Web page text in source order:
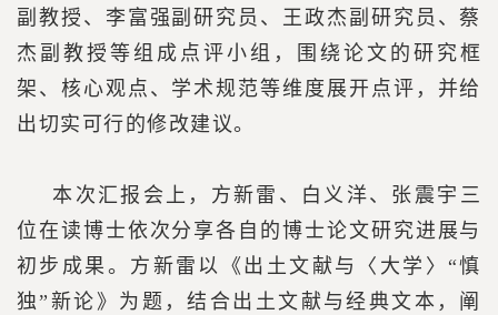
副教授、李富强副研究员、王政杰副研究员、蔡
杰副教授等组成点评小组，围绕论文的研究框
架、核心观点、学术规范等维度展开点评，并给
出切实可行的修改建议。
本次汇报会上，方新雷、白义洋、张震宇三
位在读博士依次分享各自的博士论文研究进展与
初步成果。方新雷以《出土文献与〈大学〉“慎
独”新论》为题，结合出土文献与经典文本，阐